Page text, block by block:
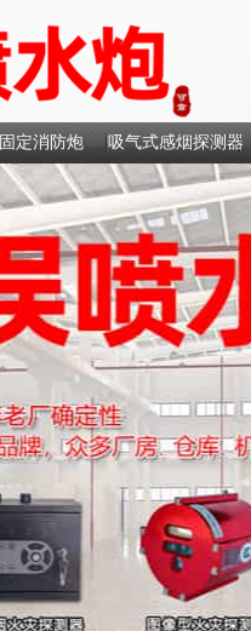
固定消防炮 吸气式感烟探测器